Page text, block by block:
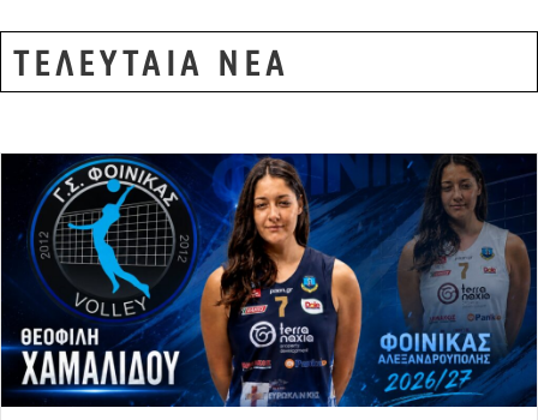
ΤΕΛΕΥΤΑΙΑ ΝΕΑ